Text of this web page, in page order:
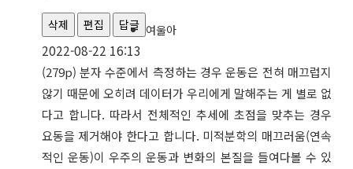
삭제 편집 답글 여울아
2022-08-22 16:13
(279p) 분자 수준에서 측정하는 경우 운동은 전혀 매끄럽지
않기 때문에 오히려 데이터가 우리에게 말해주는 게 별로 없
다고 합니다. 따라서 전체적인 추세에 초점을 맞추는 경우
요동을 제거해야 한다고 합니다. 미적분학의 매끄러움(연속
적인 운동)이 우주의 운동과 변화의 본질을 들여다볼 수 있